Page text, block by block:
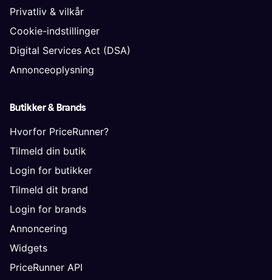
Privatliv & vilkår
Cookie-indstillinger
Digital Services Act (DSA)
Annonceoplysning
Butikker & Brands
Hvorfor PriceRunner?
Tilmeld din butik
Login for butikker
Tilmeld dit brand
Login for brands
Annoncering
Widgets
PriceRunner API